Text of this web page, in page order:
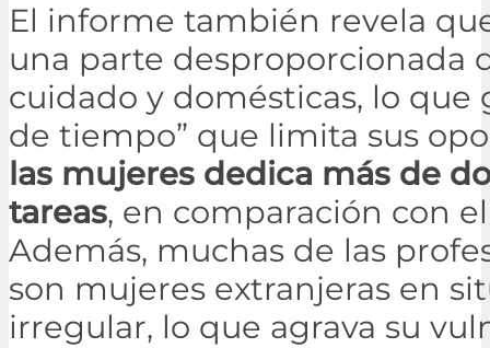
El informe también revela
una parte desproporcionada
cuidado y domésticas, lo que
de tiempo” que limita sus
las mujeres dedica más de
tareas, en comparación con
Además, muchas de las
son mujeres extranjeras en
irregular, lo que agrava su